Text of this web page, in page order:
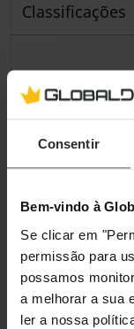
Consentir
Bem-vindo à
Se clicar em
permissão para
possamos
a melhorar a sua
ler a nossa
Classificações